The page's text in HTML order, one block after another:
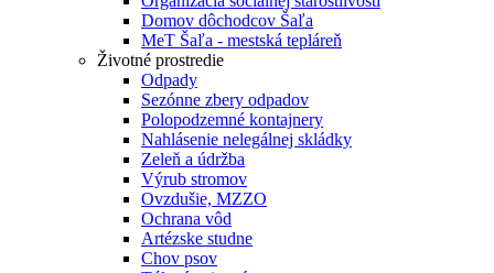
Domov dôchodcov Šaľa
MeT Šaľa - mestská tepláreň
Životné prostredie
Odpady
Sezónne zbery odpadov
Polopodzemné kontajnery
Nahlásenie nelegálnej skládky
Zeleň a údržba
Výrub stromov
Ovzdušie, MZZO
Ochrana vôd
Artézske studne
Chov psov